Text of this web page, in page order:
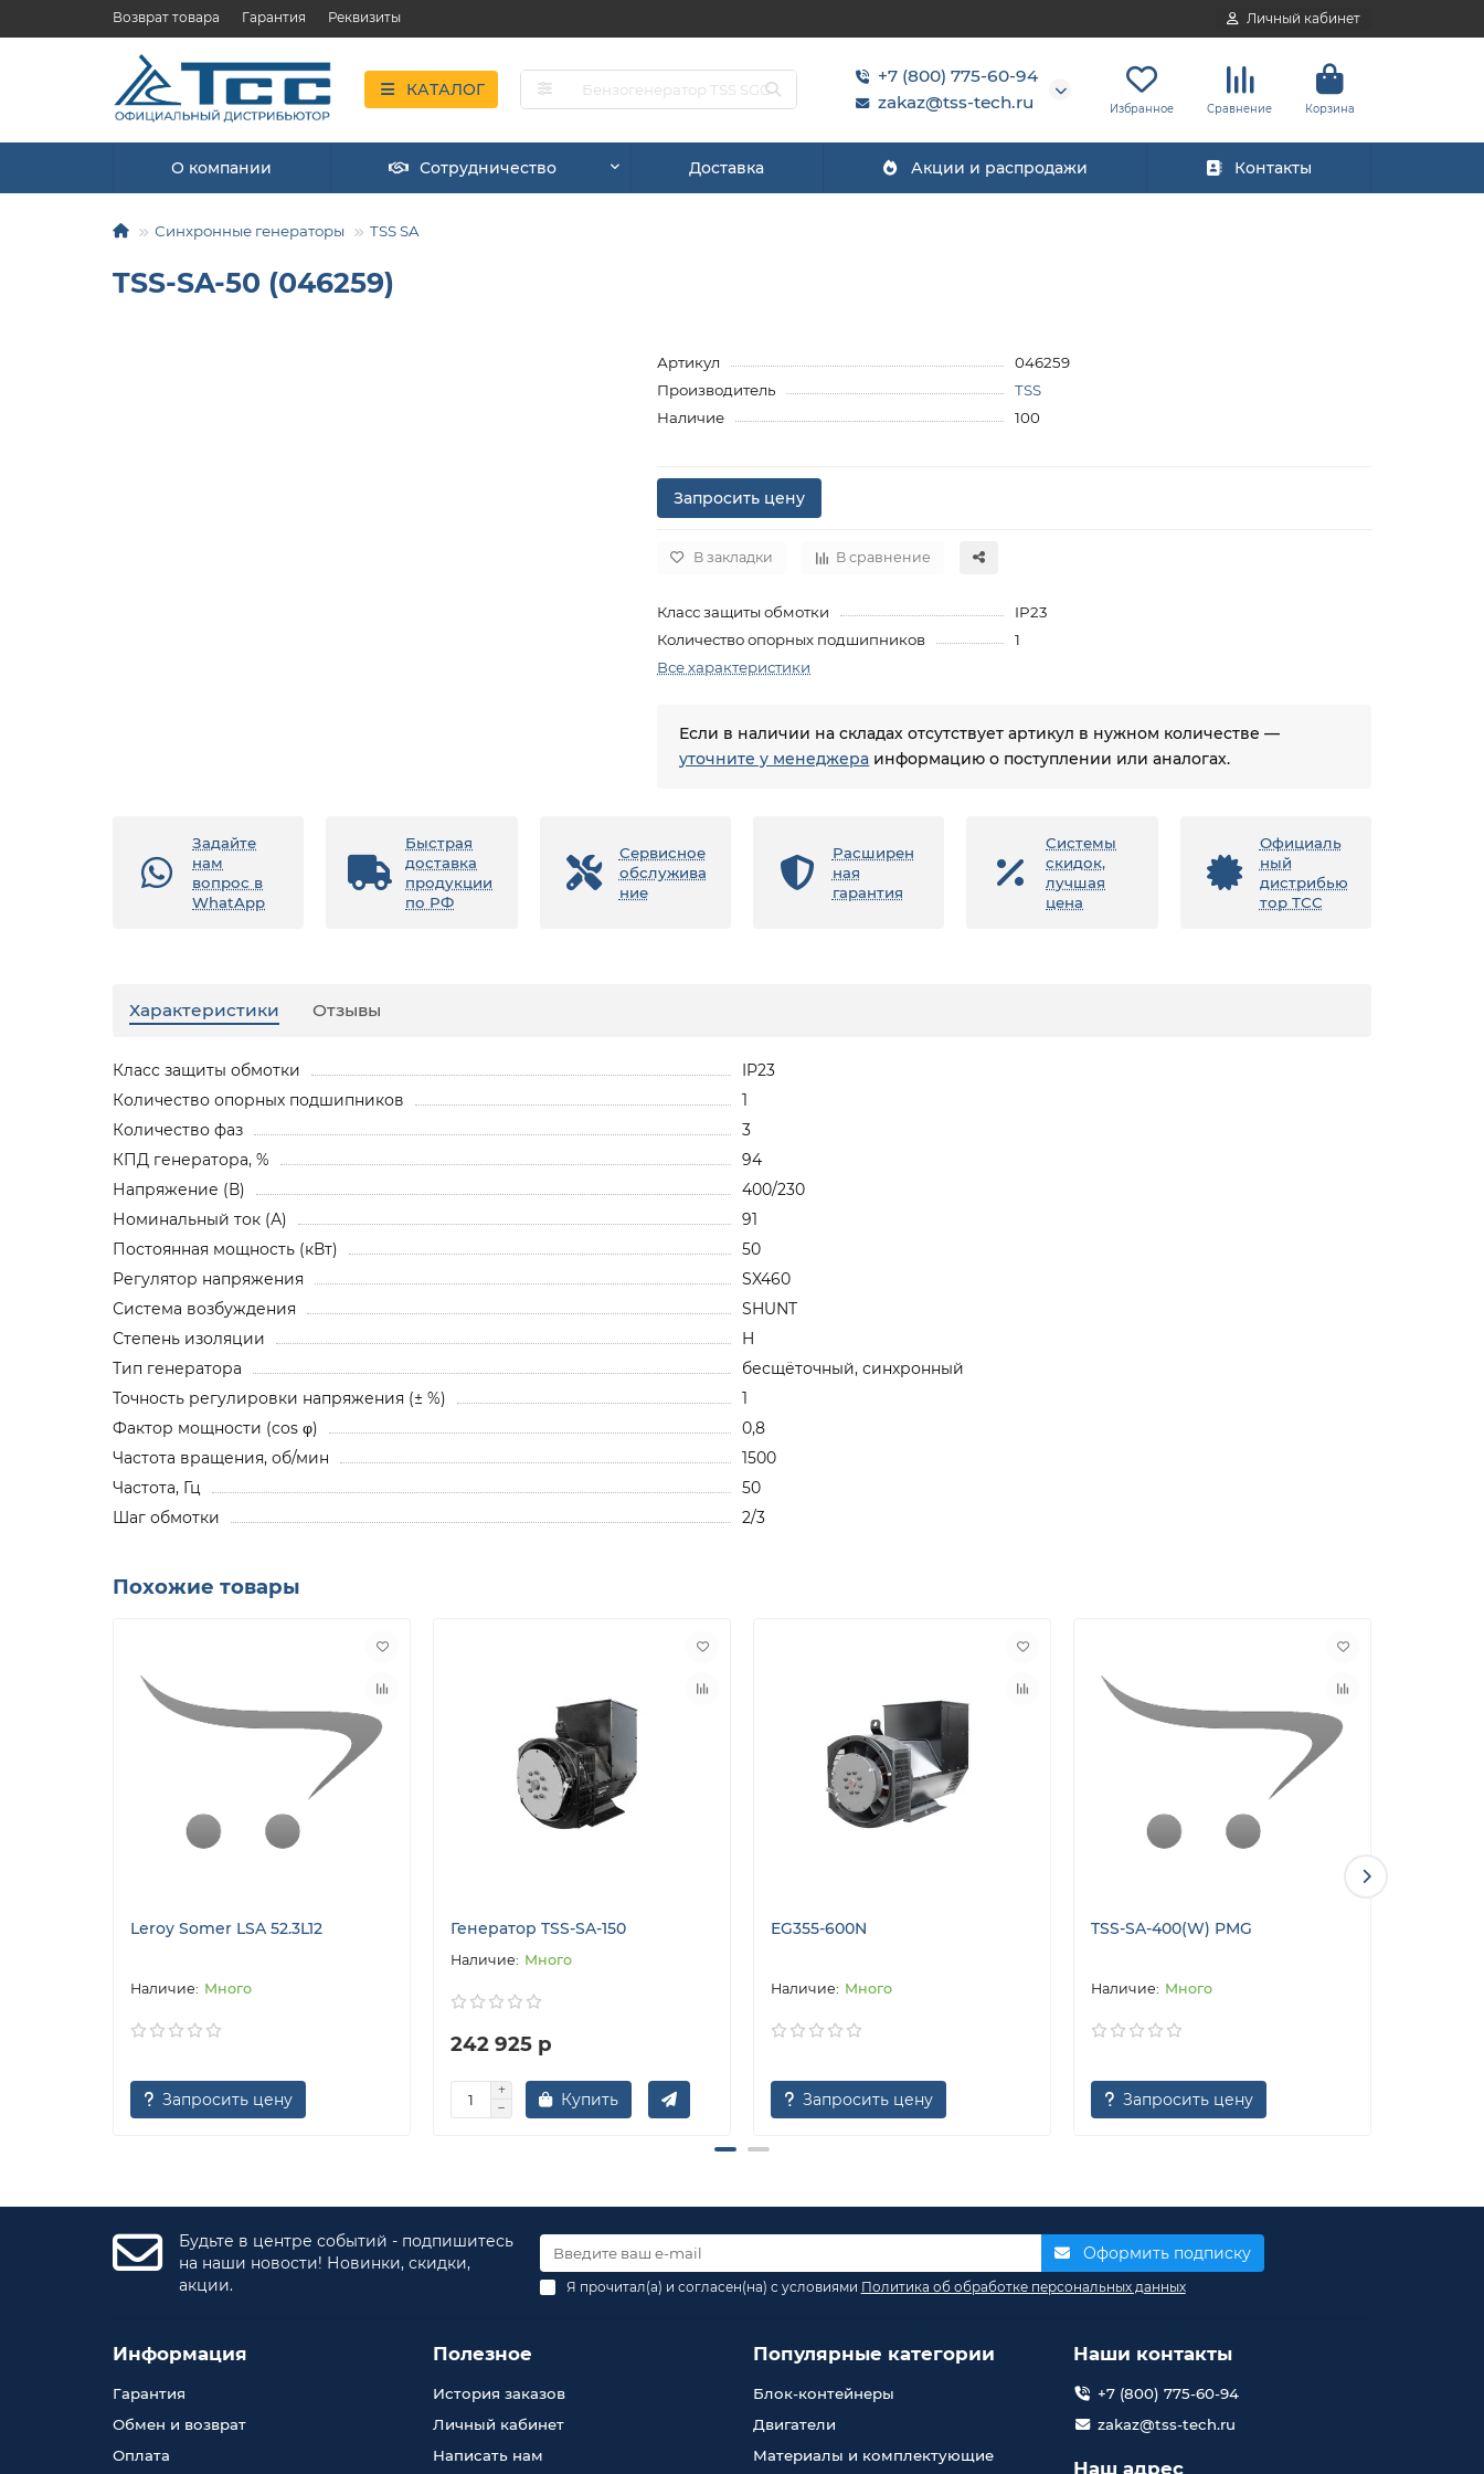
Возврат товара Гарантия Реквизиты Личный кабинет
КАТАЛОГ
+7 (800) 775-60-94
zakaz@tss-tech.ru
Избранное Сравнение Корзина
О компании Сотрудничество Доставка Акции и распродажи Контакты
Синхронные генераторы TSS SA
TSS-SA-50 (046259)
Артикул
046259
Производитель
TSS
Наличие
100
Запросить цену
В закладки В сравнение
Класс защиты обмотки
IP23
Количество опорных подшипников
1
Все характеристики
Если в наличии на складах отсутствует артикул в нужном количестве —
уточните у менеджера информацию о поступлении или аналогах.
Задайте
нам
вопрос в
WhatApp
Быстрая
доставка
продукции
по РФ
Сервисное
обслужива
ние
Расширен
ная
гарантия
Системы
скидок,
лучшая
цена
Официаль
ный
дистрибью
тор ТСС
Характеристики Отзывы
Класс защиты обмотки
IP23
Количество опорных подшипников
1
Количество фаз
3
КПД генератора, %
94
Напряжение (В)
400/230
Номинальный ток (А)
91
Постоянная мощность (кВт)
50
Регулятор напряжения
SX460
Система возбуждения
SHUNT
Степень изоляции
H
Тип генератора
бесщёточный, синхронный
Точность регулировки напряжения (± %)
1
Фактор мощности (cos φ)
0,8
Частота вращения, об/мин
1500
Частота, Гц
50
Шаг обмотки
2/3
Похожие товары
Leroy Somer LSA 52.3L12
Много
Запросить цену
Генератор TSS-SA-150
Много
242 925 р
Купить
EG355-600N
Много
Запросить цену
TSS-SA-400(W) PMG
Много
Запросить цену
Будьте в центре событий - подпишитесь
на наши новости! Новинки, скидки,
акции.
Оформить подписку
Я прочитал(а) и согласен(на) с условиями Политика об обработке персональных данных
Информация
Гарантия
Обмен и возврат
Оплата
Полезное
История заказов
Личный кабинет
Написать нам
Популярные категории
Блок-контейнеры
Двигатели
Материалы и комплектующие
Наши контакты
+7 (800) 775-60-94
zakaz@tss-tech.ru
Наш адрес